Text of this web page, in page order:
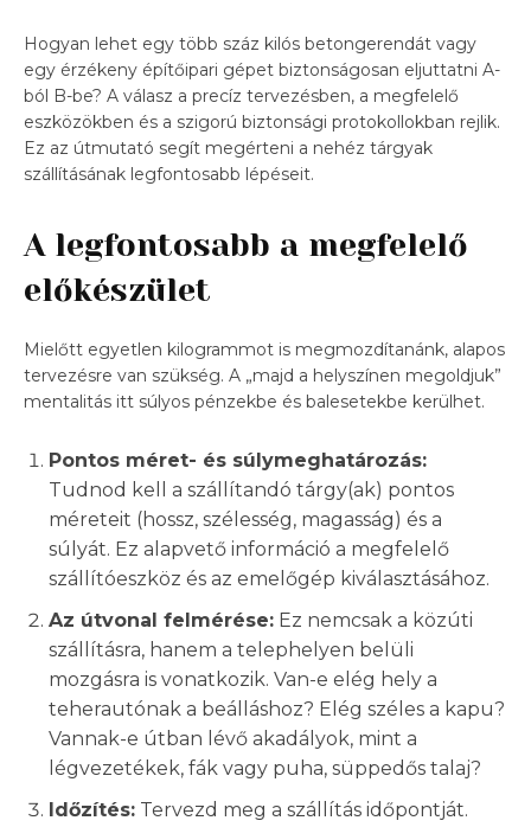
Hogyan lehet egy több száz kilós betongerendát vagy
egy érzékeny építőipari gépet biztonságosan eljuttatni A-
ból B-be? A válasz a precíz tervezésben, a megfelelő
eszközökben és a szigorú biztonsági protokollokban rejlik.
Ez az útmutató segít megérteni a nehéz tárgyak
szállításának legfontosabb lépéseit.
A legfontosabb a megfelelő
előkészület
Mielőtt egyetlen kilogrammot is megmozdítanánk, alapos
tervezésre van szükség. A „majd a helyszínen megoldjuk”
mentalitás itt súlyos pénzekbe és balesetekbe kerülhet.
Pontos méret- és súlymeghatározás:
Tudnod kell a szállítandó tárgy(ak) pontos
méreteit (hossz, szélesség, magasság) és a
súlyát. Ez alapvető információ a megfelelő
szállítóeszköz és az emelőgép kiválasztásához.
Az útvonal felmérése: Ez nemcsak a közúti
szállításra, hanem a telephelyen belüli
mozgásra is vonatkozik. Van-e elég hely a
teherautónak a beálláshoz? Elég széles a kapu?
Vannak-e útban lévő akadályok, mint a
légvezetékek, fák vagy puha, süppedős talaj?
Időzítés: Tervezd meg a szállítás időpontját.